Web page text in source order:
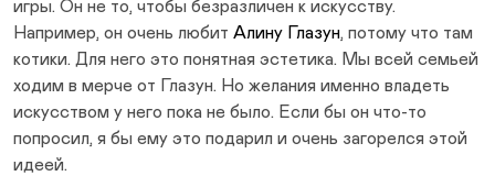
игры. Он не то, чтобы безразличен к искусству.
Например, он очень любит Алину Глазун, потому что там
котики. Для него это понятная эстетика. Мы всей семьей
ходим в мерче от Глазун. Но желания именно владеть
искусством у него пока не было. Если бы он что-то
попросил, я бы ему это подарил и очень загорелся этой
идеей.